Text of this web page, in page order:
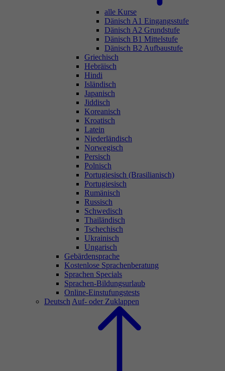
alle Kurse
Dänisch A1 Eingangsstufe
Dänisch A2 Grundstufe
Dänisch B1 Mittelstufe
Dänisch B2 Aufbaustufe
Griechisch
Hebräisch
Hindi
Isländisch
Japanisch
Jiddisch
Koreanisch
Kroatisch
Latein
Niederländisch
Norwegisch
Persisch
Polnisch
Portugiesisch (Brasilianisch)
Portugiesisch
Rumänisch
Russisch
Schwedisch
Thailändisch
Tschechisch
Ukrainisch
Ungarisch
Gebärdensprache
Kostenlose Sprachenberatung
Sprachen Specials
Sprachen-Bildungsurlaub
Online-Einstufungstests
Deutsch Auf- oder Zuklappen